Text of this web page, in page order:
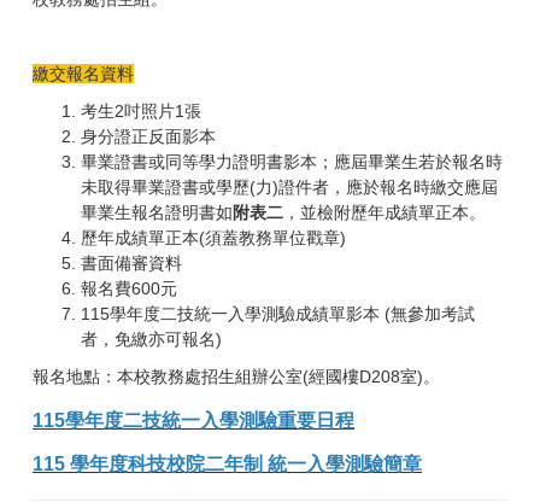
繳交報名資料
考生2吋照片1張
身分證正反面影本
畢業證書或同等學力證明書影本；應屆畢業生若於報名時
未取得畢業證書或學歷(力)證件者，應於報名時繳交應屆
畢業生報名證明書如附表二 ，並檢附歷年成績單正本。
歷年成績單正本(須蓋教務單位戳章)
書面備審資料
報名費600元
115學年度二技統一入學測驗成績單影本 (無參加考試
者，免繳亦可報名)
報名地點：本校教務處招生組辦公室(經國樓D208室)。
115學年度二技統一入學測驗重要日程
115 學年度科技校院二年制 統一入學測驗簡章